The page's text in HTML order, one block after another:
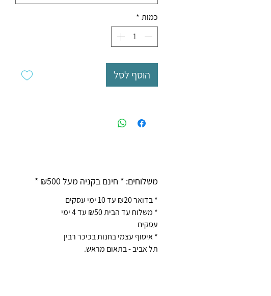
כמות *
הוסף לסל
משלוחים: * חינם בקניה מעל ₪500 *
* בדואר ₪20 עד 10 ימי עסקים
* משלוח עד הבית ₪50 עד 4 ימי
עסקים
* איסוף עצמי בחנות בכיכר רבין
תל אביב - בתאום מראש.